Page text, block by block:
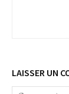
LAISSER UN